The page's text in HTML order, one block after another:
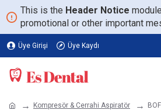
This is the Header Notice
promotional or other important
Üye Girişi Üye Kaydı
Kompresör & Cerrahi Aspiratör